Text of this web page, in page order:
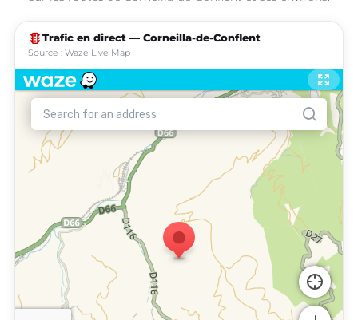
traffic Trafic en direct — Corneilla-de-Conflent
Source : Waze Live Map